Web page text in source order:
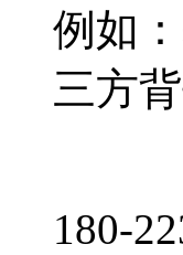
例如
三方
180-